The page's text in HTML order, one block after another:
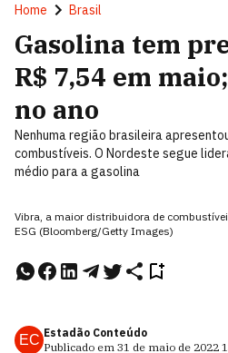
Home Brasil
Gasolina tem
R$ 7,54 em
no ano
Nenhuma região brasileira
combustíveis. O Nordeste segue
médio para a gasolina
Vibra, a maior distribuidora de
ESG (Bloomberg/Getty Images)
EC Estadão Conteúdo
Publicado em 31 de maio de 2022